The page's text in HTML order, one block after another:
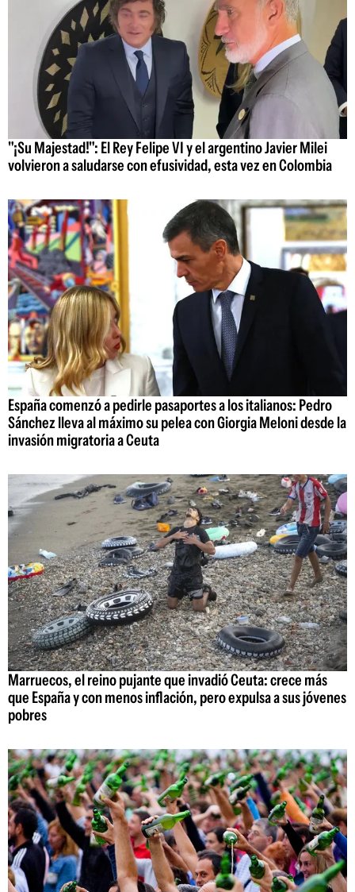
"¡Su Majestad!": El Rey Felipe VI y el argentino Javier Milei
volvieron a saludarse con efusividad, esta vez en Colombia
España comenzó a pedirle pasaportes a los italianos: Pedro
Sánchez lleva al máximo su pelea con Giorgia Meloni desde la
invasión migratoria a Ceuta
Marruecos, el reino pujante que invadió Ceuta: crece más
que España y con menos inflación, pero expulsa a sus jóvenes
pobres